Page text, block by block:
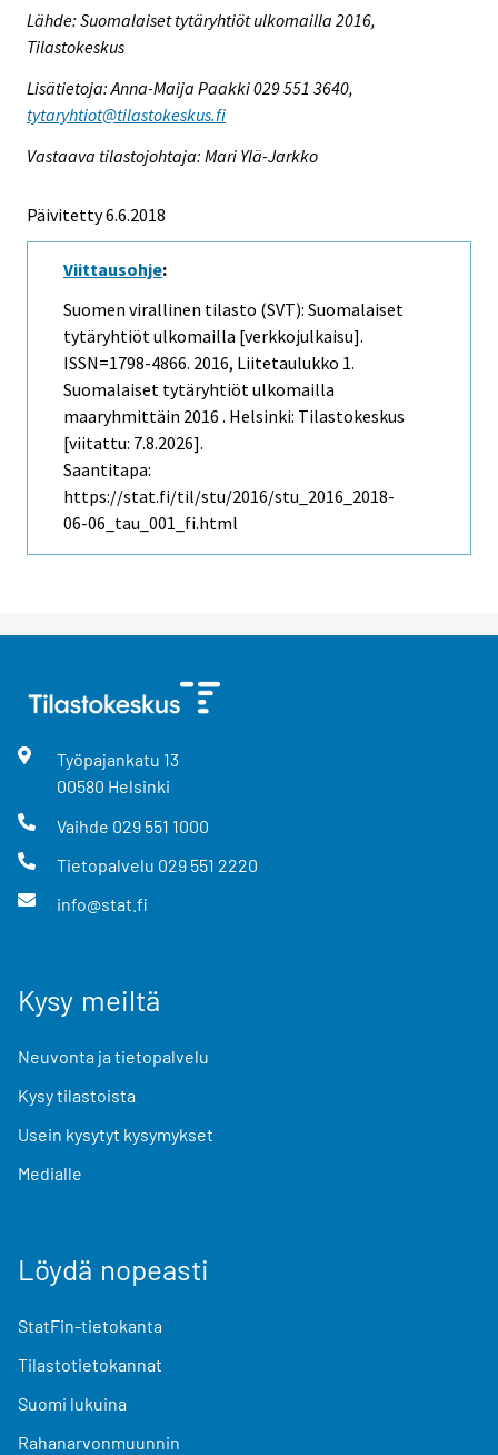
Lähde: Suomalaiset tytäryhtiöt ulkomailla 2016,
Tilastokeskus
Lisätietoja: Anna-Maija Paakki 029 551 3640,
tytaryhtiot@tilastokeskus.fi
Vastaava tilastojohtaja: Mari Ylä-Jarkko
Päivitetty 6.6.2018
Viittausohje:
Suomen virallinen tilasto (SVT): Suomalaiset
tytäryhtiöt ulkomailla [verkkojulkaisu].
ISSN=1798-4866. 2016, Liitetaulukko 1.
Suomalaiset tytäryhtiöt ulkomailla
maaryhmittäin 2016 . Helsinki: Tilastokeskus
[viitattu: 7.8.2026].
Saantitapa:
https://stat.fi/til/stu/2016/stu_2016_2018-
06-06_tau_001_fi.html
Työpajankatu 13
00580 Helsinki
Vaihde 029 551 1000
Tietopalvelu 029 551 2220
info@stat.fi
Kysy meiltä
Neuvonta ja tietopalvelu
Kysy tilastoista
Usein kysytyt kysymykset
Medialle
Löydä nopeasti
StatFin-tietokanta
Tilastotietokannat
Suomi lukuina
Rahanarvonmuunnin